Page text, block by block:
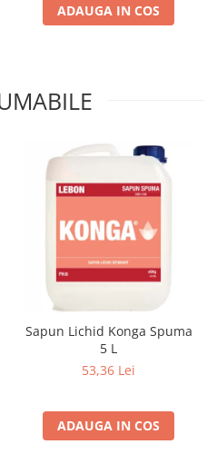
ADAUGA IN COS
Sapun Lichid Konga Spuma
5 L
53,36 Lei
ADAUGA IN COS